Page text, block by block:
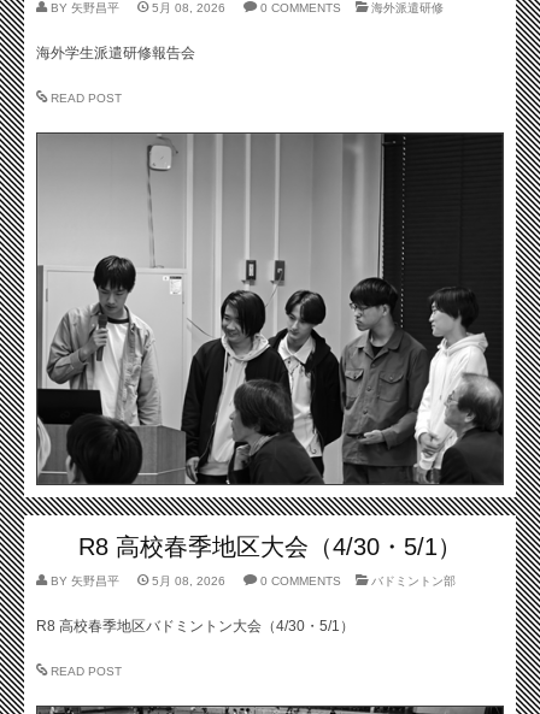
BY 矢野昌平 5月 08, 2026 0 COMMENTS 海外派遣研修
海外学生派遣研修報告会
READ POST
R8 高校春季地区大会（4/30・5/1）
BY 矢野昌平 5月 08, 2026 0 COMMENTS バドミントン部
R8 高校春季地区バドミントン大会（4/30・5/1）
READ POST